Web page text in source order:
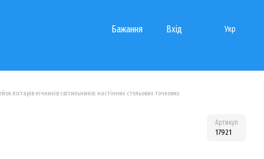
Бажання Вхід Укр
ліхтарів нічників світильників: настінних стельових точкових
Артикул
17921